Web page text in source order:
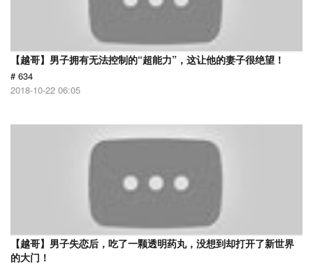
【越哥】男子拥有无法控制的“超能力”，这让他的妻子很绝望！
# 634
2018-10-22 06:05
【越哥】男子失恋后，吃了一颗透明药丸，没想到却打开了新世界
的大门！